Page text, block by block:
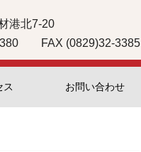
港北7-20
FAX (0829)32-3385
ス お問い合わせ